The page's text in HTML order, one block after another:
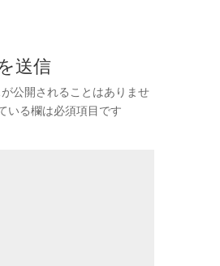
送信
公開されることはありませ
いる欄は必須項目です